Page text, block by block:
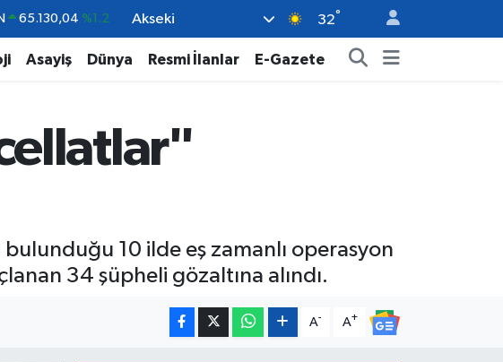
47,7106 %0.17
55,1652 %0.27
13.773 %-19
Akseki 32°
Asayiş Dünya Resmi İlanlar E-Gazete
10 ilde eş zamanlı operasyon
34 şüpheli gözaltına alındı.
A- A+